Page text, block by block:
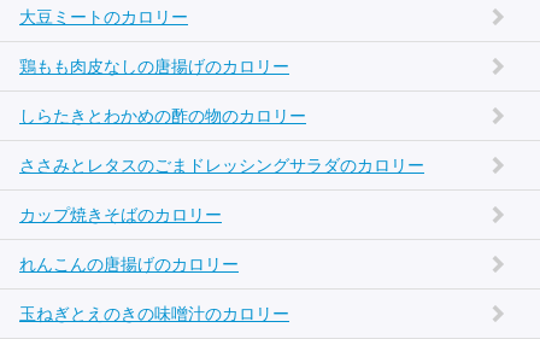
大豆ミートのカロリー
鶏もも肉皮なしの唐揚げのカロリー
しらたきとわかめの酢の物のカロリー
ささみとレタスのごまドレッシングサラダのカロリー
カップ焼きそばのカロリー
れんこんの唐揚げのカロリー
玉ねぎとえのきの味噌汁のカロリー